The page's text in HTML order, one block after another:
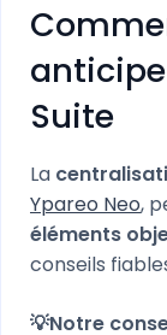
Suite
La
Ypareo Neo,
éléments
conseils
💡Notre